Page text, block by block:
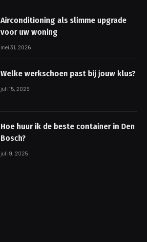
Airconditioning als slimme upgrade
voor uw woning
mei 31, 2026
Welke werkschoen past bij jouw klus?
juli 15, 2025
Hoe huur ik de beste container in Den
Bosch?
juli 9, 2025